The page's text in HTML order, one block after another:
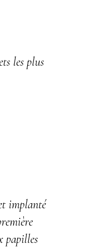
les plus
implanté
papilles